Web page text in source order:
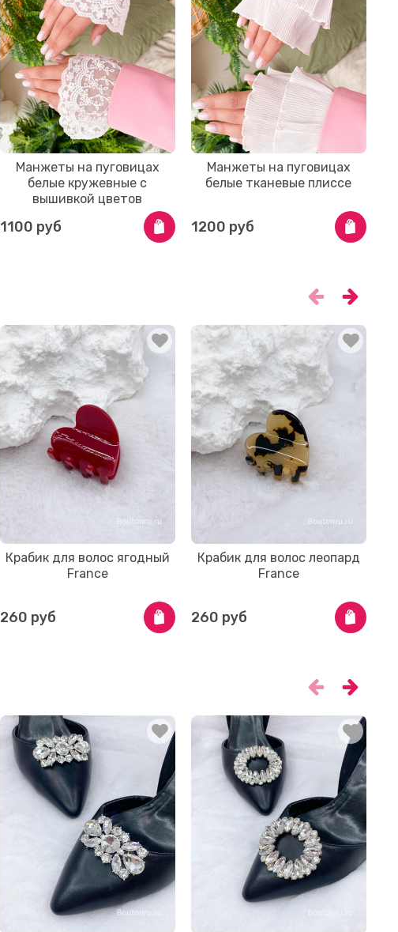
Манжеты на пуговицах
белые кружевные с
вышивкой цветов
1100 руб
Манжеты на пуговицах
белые тканевые плиссе
1200 руб
Крабик для волос ягодный
France
260 руб
Крабик для волос леопард
France
260 руб